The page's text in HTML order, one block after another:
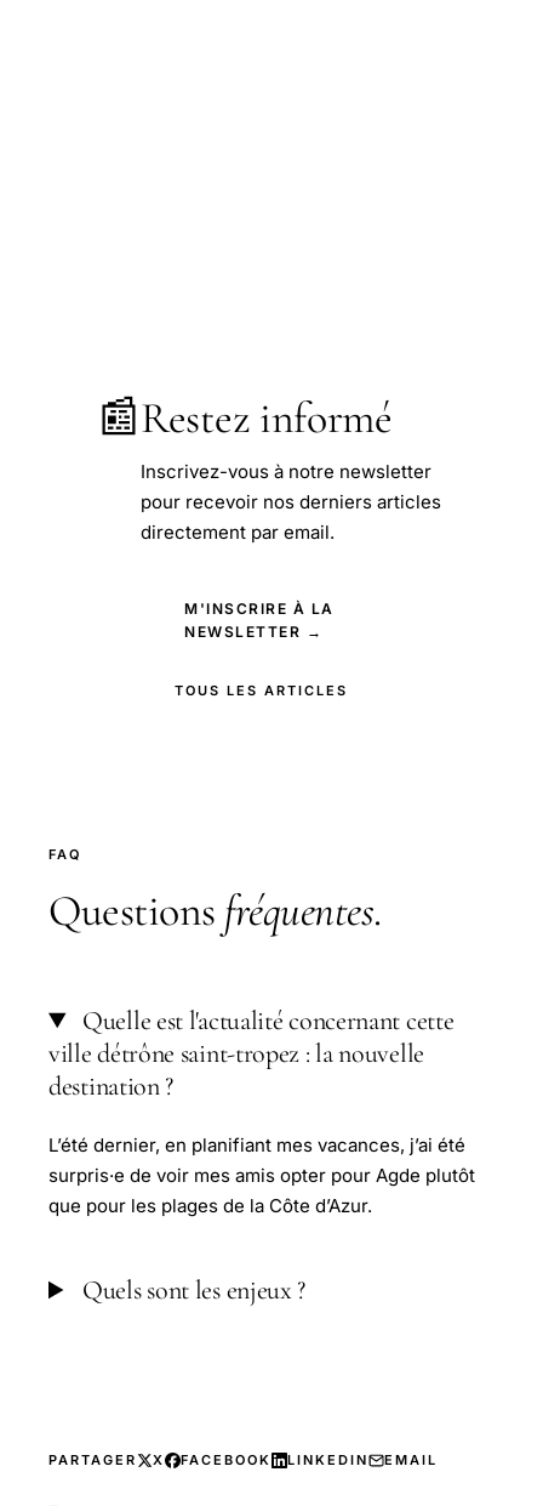
📰Restez informé
Inscrivez-vous à notre newsletter
pour recevoir nos derniers articles
directement par email.
M'INSCRIRE À LA
NEWSLETTER →
TOUS LES ARTICLES
FAQ
Questions fréquentes.
Quelle est l'actualité concernant cette
ville détrône saint-tropez : la nouvelle
destination ?
L’été dernier, en planifiant mes vacances, j’ai été
surpris·e de voir mes amis opter pour Agde plutôt
que pour les plages de la Côte d’Azur.
Quels sont les enjeux ?
PARTAGER X FACEBOOK LINKEDIN EMAIL